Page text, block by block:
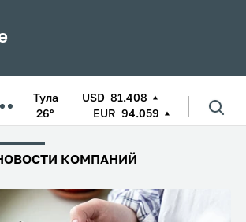
Тула
26°
USD 81.408
EUR 94.059
КОМПАНИЙ